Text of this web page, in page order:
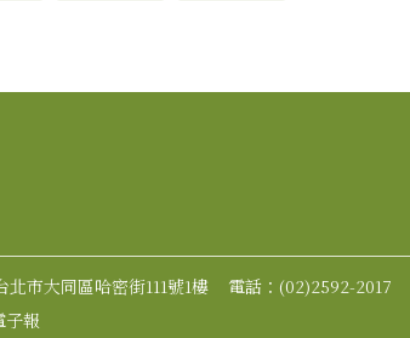
北市大同區哈密街111號1樓 電話：(02)2592-2017
子報